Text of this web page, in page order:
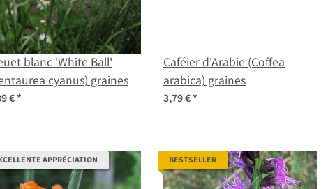
blanc 'White Ball'
cyanus) graines
€*
Caféier d'Arabie (Coffea
arabica) graines
3,79 €*
APPRÉCIATION BESTSELLER